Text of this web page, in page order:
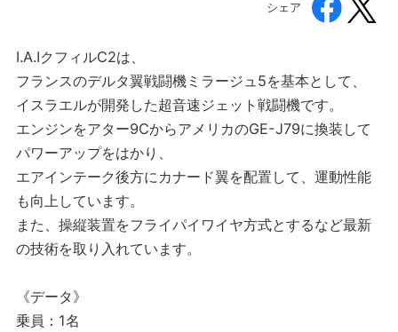
シェア
I.A.IクフィルC2は、
フランスのデルタ翼戦闘機ミラージュ5を基本として、
イスラエルが開発した超音速ジェット戦闘機です。
エンジンをアター9CからアメリカのGE-J79に換装して
パワーアップをはかり、
エアインテーク後方にカナード翼を配置して、運動性能
も向上しています。
また、操縦装置をフライパイワイヤ方式とするなど最新
の技術を取り入れています。
《データ》
乗員：1名